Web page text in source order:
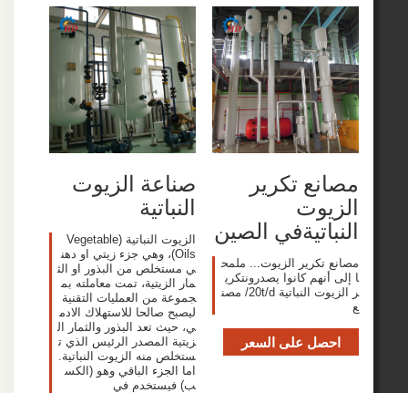
تكرير
الصين
الزيوت... ملمح
كانوا يصدرونتكري
ر الزيوت النباتية 20t/d/ مصن
على السعر
صناعة الزيوت
النباتية
الزيوت النباتية (Vegetable
Oils)، وهي جزء زيتي او دهن
ي مستخلص من البذور او الث
مار الزيتية، تمت معاملته بم
جموعة من العمليات التقنية
ليصبح صالحا للاستهلاك الادم
ي، حيث تعد البذور والثمار ال
زيتية المصدر الرئيس الذي ت
ستخلص منه الزيوت النباتية.
اما الجزء الباقي وهو (الكس
ب) فيستخدم في